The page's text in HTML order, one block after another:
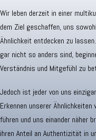
Wir leben derzeit in einer
dem Ziel geschaffen, uns
Ähnlichkeit entdecken zu
gar nicht so anders sind,
Verständnis und Mitgefühl zu
Jedoch ist jeder von uns
Erkennen unserer
führen und uns einander näher
ihren Anteil an Authentizität in